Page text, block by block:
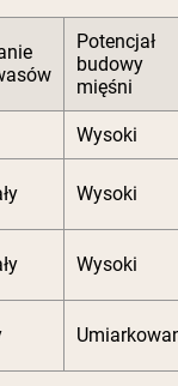
Potencjał
budowy
mięśni
Wysoki
Wysoki
Wysoki